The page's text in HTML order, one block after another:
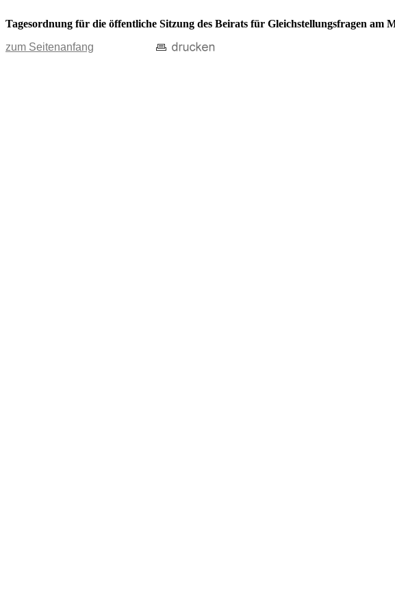
Tagesordnung für die öffentliche Sitzung des Beirats für Gleichstellungsfragen
zum Seitenanfang